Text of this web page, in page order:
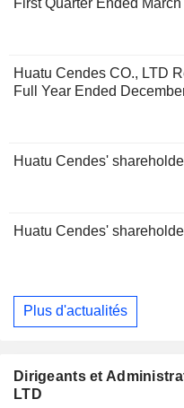
Huatu Cendes CO., LTD
Full Year Ended
Huatu Cendes'
Huatu Cendes'
Plus d'actualités
Dirigeants et
LTD